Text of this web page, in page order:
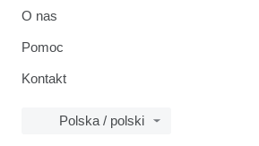
O nas
Pomoc
Kontakt
Polska / polski